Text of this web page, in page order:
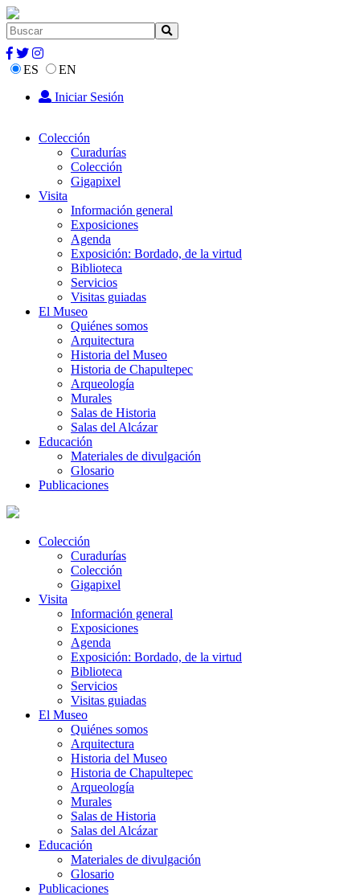
ES
EN
Iniciar Sesión
Colección
Curadurías
Colección
Gigapixel
Visita
Información general
Exposiciones
Agenda
Exposición: Bordado, de la virtud
Biblioteca
Servicios
Visitas guiadas
El Museo
Quiénes somos
Arquitectura
Historia del Museo
Historia de Chapultepec
Arqueología
Murales
Salas de Historia
Salas del Alcázar
Educación
Materiales de divulgación
Glosario
Publicaciones
Colección
Curadurías
Colección
Gigapixel
Visita
Información general
Exposiciones
Agenda
Exposición: Bordado, de la virtud
Biblioteca
Servicios
Visitas guiadas
El Museo
Quiénes somos
Arquitectura
Historia del Museo
Historia de Chapultepec
Arqueología
Murales
Salas de Historia
Salas del Alcázar
Educación
Materiales de divulgación
Glosario
Publicaciones